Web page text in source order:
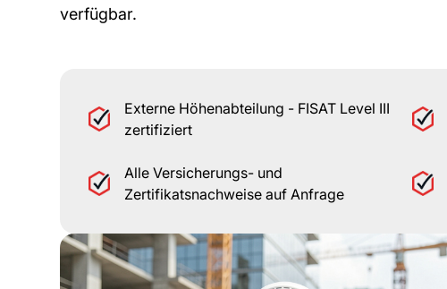
verfügbar.
Externe Höhenabteilung - FISAT Level III
zertifiziert
Alle Versicherungs- und
Zertifikatsnachweise auf Anfrage